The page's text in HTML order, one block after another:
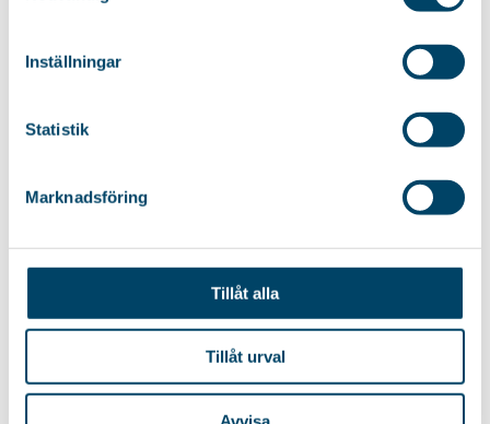
Inställningar
Statistik
Marknadsföring
Tillåt alla
Tillåt urval
som underlättar hanteringen
upp alla hårrester och håller...
HÅRFÅNGARE
95kr
PÅSE TVÄTTLOTTA
99kr